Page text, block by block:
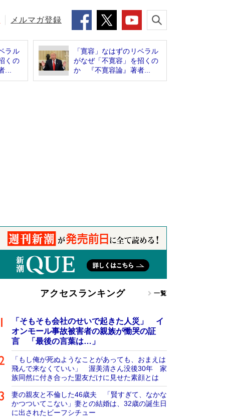
メルマガ登録
ラル
くの
...
「寛容」なはずのリベラル
がなぜ「不寛容」を招くの
か 『不寛容論』著者...
アクセスランキング 一覧
「そもそも会社のせいで起きた人災」 イ
オンモール事故被害者の親族が慟哭の証
言 「最後の言葉は…」
「もし俺が死ぬようなことがあっても、おまえは
飛んで来なくていい」 渥美清さん没後30年 家
族同然に付き合った盟友だけに見せた素顔とは
妻の親友と不倫した46歳夫 「賢すぎて、なかな
かつついてこない」妻との結婚は、32歳の誕生日
に出されたビーフシチュー